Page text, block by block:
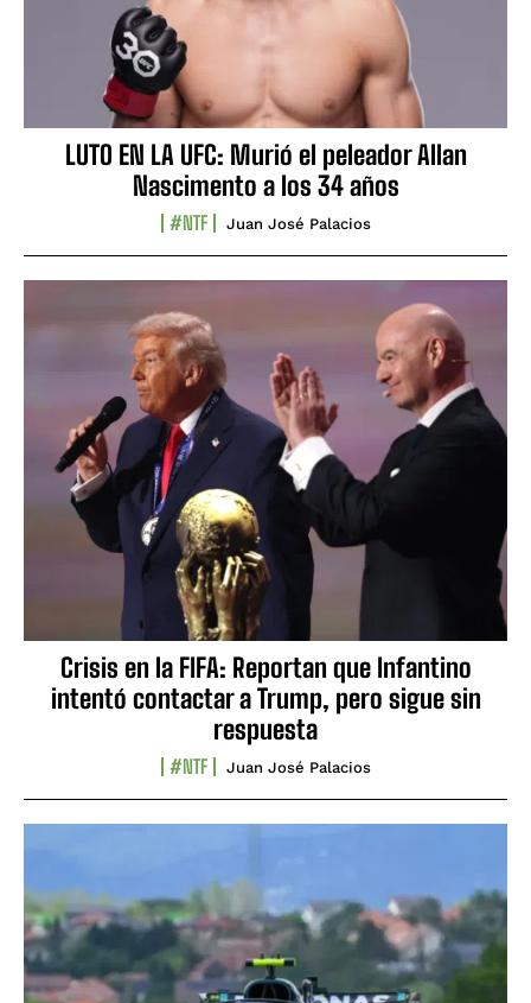
LUTO EN LA UFC: Murió el peleador Allan
Nascimento a los 34 años
#NTF Juan José Palacios
Crisis en la FIFA: Reportan que Infantino
intentó contactar a Trump, pero sigue sin
respuesta
#NTF Juan José Palacios